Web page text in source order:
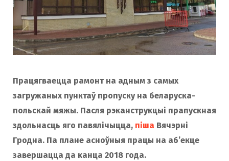
Працягваецца рамонт на адным з самых
загружаных пунктаў пропуску на беларуска-
польскай мяжы. Пасля рэканструкцыі прапускная
здольнасць яго павялічыцца, піша Вячэрні
Гродна. Па плане асноўныя працы на аб’екце
завершацца да канца 2018 года.